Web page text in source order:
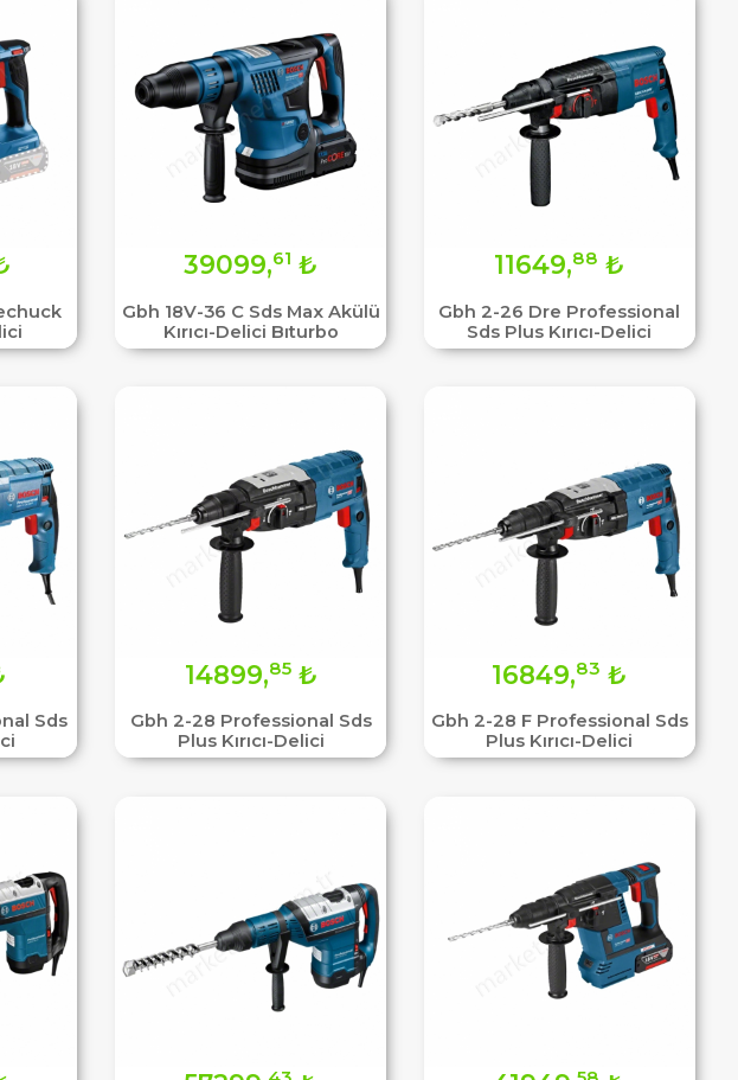
Gbh 18V-36 C Sds Max Akülü
Kırıcı-Delici Bıturbo
39099,61 ₺
Gbh 2-26 Dre Professional
Sds Plus Kırıcı-Delici
11649,88 ₺
Sds
Gbh 2-28 Professional Sds
Plus Kırıcı-Delici
14899,85₺
Gbh 2-28 F Professional Sds
Plus Kırıcı-Delici
16849,83 ₺